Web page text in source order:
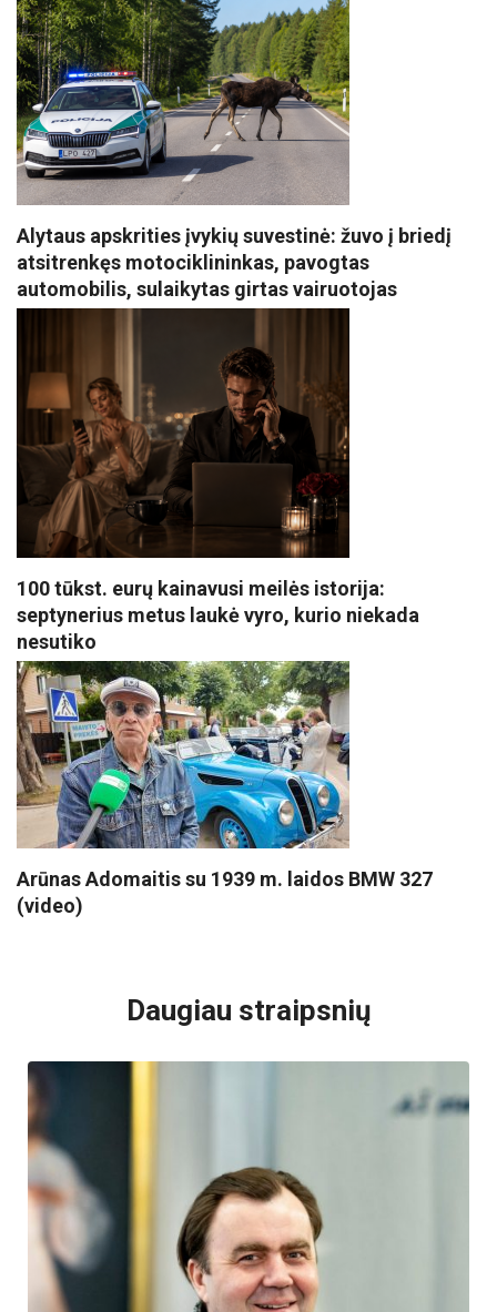
Alytaus apskrities įvykių suvestinė: žuvo į briedį
atsitrenkęs motociklininkas, pavogtas
automobilis, sulaikytas girtas vairuotojas
100 tūkst. eurų kainavusi meilės istorija:
septynerius metus laukė vyro, kurio niekada
nesutiko
Arūnas Adomaitis su 1939 m. laidos BMW 327
(video)
Daugiau straipsnių